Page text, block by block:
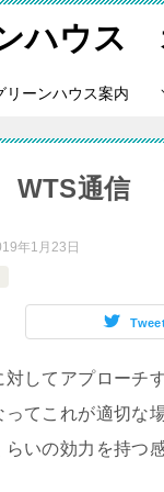
ハウス
リーンハウス案内
WTS通信
年1月23日
対してアプローチ
ってこれが適切な
いの効力を持つ